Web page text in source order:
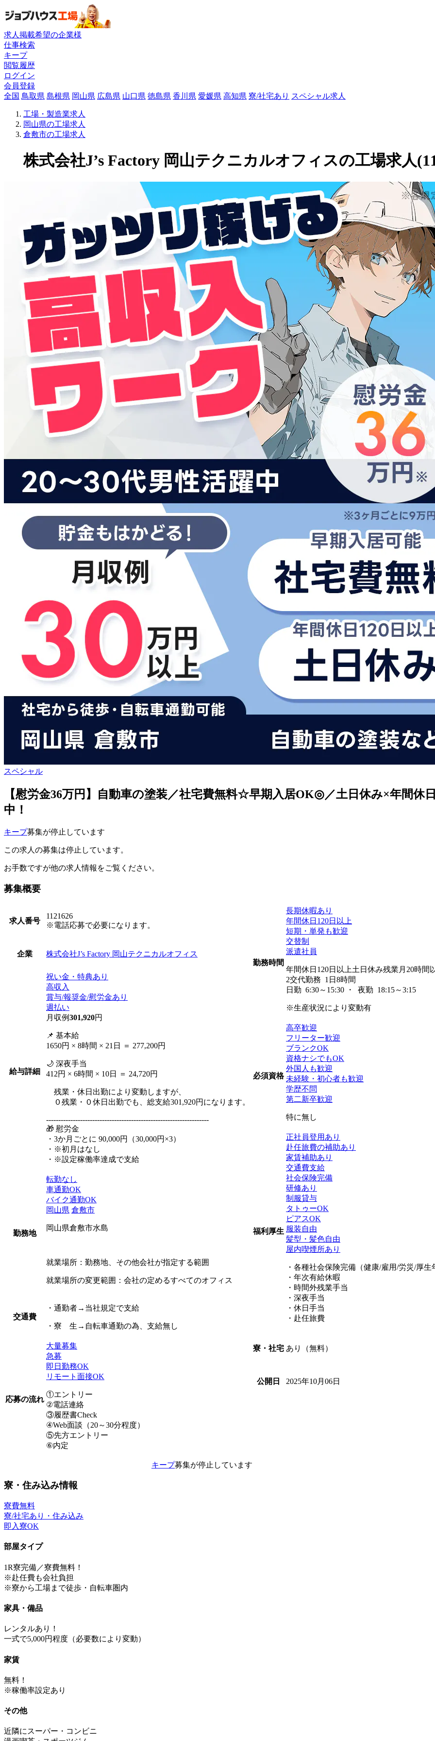
求人掲載希望の企業様
仕事検索
キープ
閲覧履歴
ログイン
会員登録
全国 鳥取県 島根県 岡山県 広島県 山口県 徳島県 香川県 愛媛県 高知県 寮/社宅あり スペシャル求人
工場・製造業求人
岡山県の工場求人
倉敷市の工場求人
株式会社J’s Factory 岡山テクニカルオフィスの工場求人
スペシャル
【慰労金36万円】自動車の塗装／社宅費無料☆早期入居OK◎／土日休み×年間休
中！
キープ募集が停止しています
この求人の募集は停止しています。
お手数ですが他の求人情報をご覧ください。
募集概要
求人番号
1121626
※電話応募で必要になります。
企業 株式会社J’s Factory 岡山テクニカルオフィス
給与詳細
祝い金・特典あり
高収入
賞与/報奨金/慰労金あり
週払い
月収例301,920円
📌 基本給
1650円 × 8時間 × 21日 ＝ 277,200円
🌙 深夜手当
412円 × 6時間 × 10日 ＝ 24,720円
残業・休日出勤により変動しますが、
０残業・０休日出勤でも、総支給301,920円になります。
-------------------------------------------------------------------
🎁 慰労金
・3か月ごとに 90,000円（30,000円×3）
・※初月はなし
・※設定稼働率達成で支給
勤務地
転勤なし
車通勤OK
バイク通勤OK
岡山県 倉敷市
岡山県倉敷市水島
就業場所：勤務地、その他会社が指定する範囲
就業場所の変更範囲：会社の定めるすべてのオフィス
交通費
・通勤者→当社規定で支給
・寮 生→自転車通勤の為、支給無し
応募の流れ
大量募集
急募
即日勤務OK
リモート面接OK
①エントリー
②電話連絡
③履歴書Check
④Web面談（20～30分程度）
⑤先方エントリー
⑥内定
勤務時間
長期休暇あり
年間休日120日以上
短期・単発も歓迎
交替制
派遣社員
年間休日120日以上土日休み残業月20時間
2交代勤務 1日8時間
日勤 6:30～15:30 ・ 夜勤 18:15～3:15
※生産状況により変動有
必須資格
高卒歓迎
フリーター歓迎
ブランクOK
資格ナシでもOK
外国人も歓迎
未経験・初心者も歓迎
学歴不問
第二新卒歓迎
特に無し
福利厚生
正社員登用あり
赴任旅費の補助あり
家賃補助あり
交通費支給
社会保険完備
研修あり
制服貸与
タトゥーOK
ピアスOK
服装自由
髪型・髪色自由
屋内喫煙所あり
・各種社会保険完備（健康/雇用/労災/厚生
・年次有給休暇
・時間外残業手当
・深夜手当
・休日手当
・赴任旅費
寮・社宅 あり（無料）
公開日 2025年10月06日
キープ募集が停止しています
寮・住み込み情報
寮費無料
寮/社宅あり・住み込み
即入寮OK
部屋タイプ
1R寮完備／寮費無料！
※赴任費も会社負担
※寮から工場まで徒歩・自転車圏内
家具・備品
レンタルあり！
一式で5,000円程度（必要数により変動）
家賃
無料！
※稼働率設定あり
その他
近隣にスーパー・コンビニ